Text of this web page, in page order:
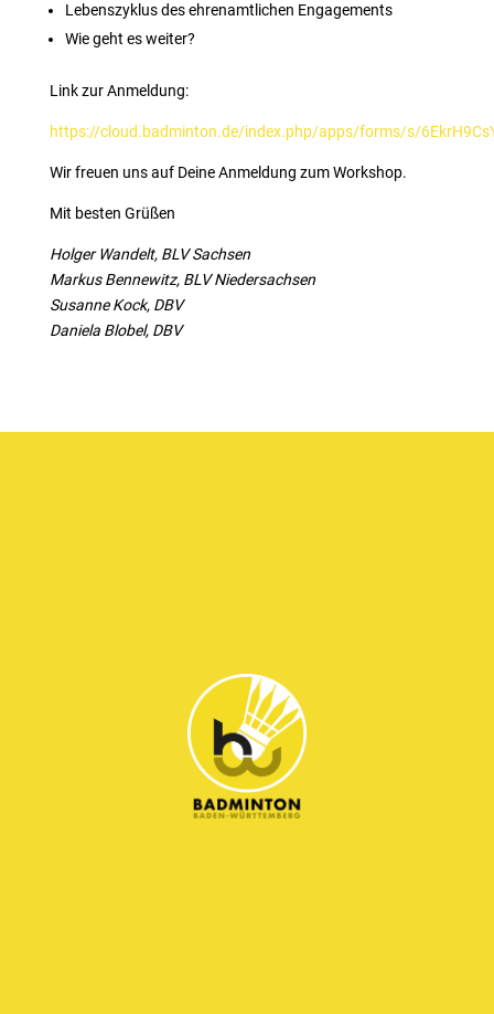
Lebenszyklus des ehrenamtlichen Engagements
Wie geht es weiter?
Link zur Anmeldung:
https://cloud.badminton.de/index.php/apps/forms/s/
Wir freuen uns auf Deine Anmeldung zum Workshop.
Mit besten Grüßen
Holger Wandelt, BLV Sachsen
Markus Bennewitz, BLV Niedersachsen
Susanne Kock, DBV
Daniela Blobel, DBV